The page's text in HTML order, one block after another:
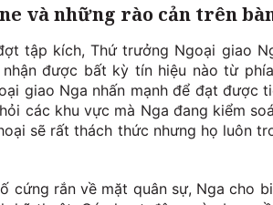
và những rào cản trên
tập kích, Thứ trưởng Ngoại giao
được bất kỳ tín hiệu nào từ
giao Nga nhấn mạnh để đạt được
các khu vực mà Nga đang kiểm
sẽ rất thách thức nhưng họ luôn
cứng rắn về mặt quân sự, Nga cho